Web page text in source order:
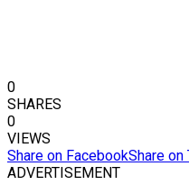
0
SHARES
0
VIEWS
Share on FacebookShare
ADVERTISEMENT